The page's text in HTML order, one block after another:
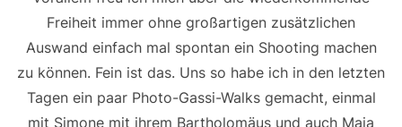
Freiheit immer ohne großartigen zusätzlichen
Auswand einfach mal spontan ein Shooting machen
zu können. Fein ist das. Uns so habe ich in den letzten
Tagen ein paar Photo-Gassi-Walks gemacht, einmal
mit Simone mit ihrem Bartholomäus und auch Maja